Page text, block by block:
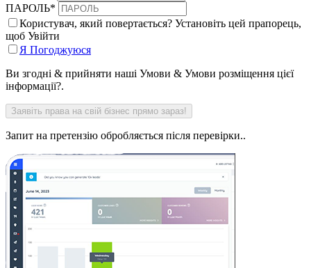
ПАРОЛЬ*
Користувач, який повертається? Установіть цей прапорець,
щоб Увійти
Я Погоджуюся
Ви згодні & прийняти наші Умови & Умови розміщення цієї
інформації?.
Запит на претензію обробляється після перевірки..